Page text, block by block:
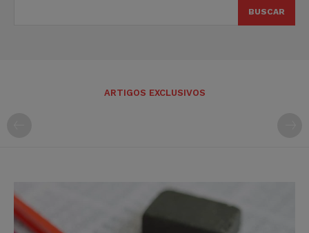
BUSCAR
ARTIGOS EXCLUSIVOS